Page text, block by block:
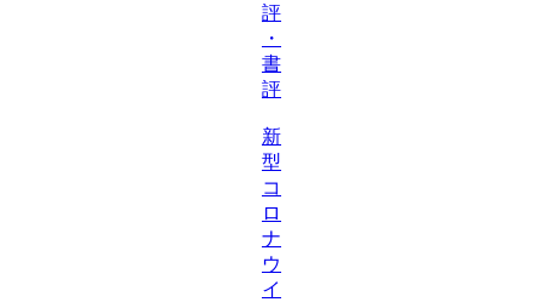
評
・
書
評
新
型
コ
ロ
ナ
ウ
イ